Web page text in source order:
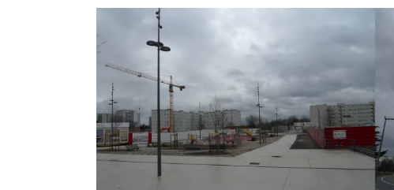
y
Sostenibilidad
(GIAU+S)
Universidad
Politécnica
de
Madrid
(UPM)